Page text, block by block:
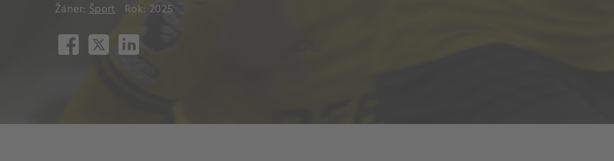
Žáner: Šport Rok: 2025